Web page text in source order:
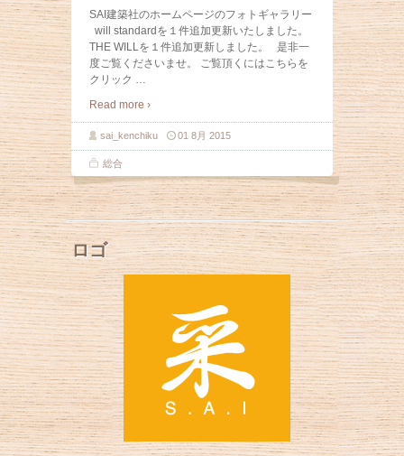
SAI建築社のホームページのフォトギャラリー
will standardを１件追加更新いたしました。
THE WILLを１件追加更新しました。 是非一
度ご覧くださいませ。 ご覧頂くにはこちらを
クリック
Read more ›
sai_kenchiku 01 8月 2015
総合
ロゴ